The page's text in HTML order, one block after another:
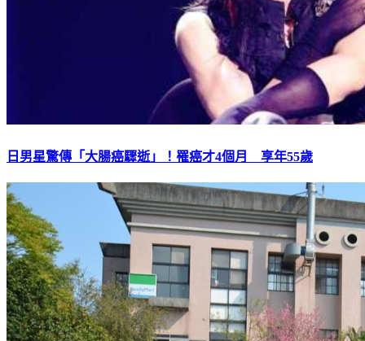
日男星驚傳「大腸癌驟逝」！罹癌才4個月 享年55歲